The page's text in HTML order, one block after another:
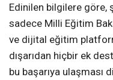
Edinilen bilgilere göre,
sadece Milli Eğitim
ve dijital eğitim
dışarıdan hiçbir ek
bu başarıya ulaşması